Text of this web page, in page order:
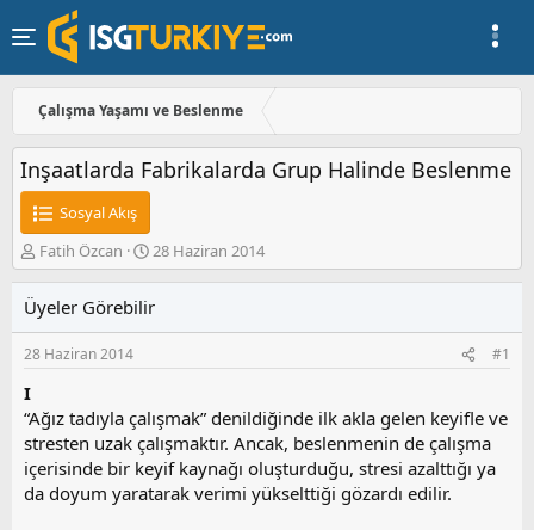
Çalışma Yaşamı ve Beslenme
Inşaatlarda Fabrikalarda Grup Halinde Beslenme
Sosyal Akış
K
o
u
y
u
ş
l
a
t
a
Fatih Özcan
B
a
l
a
ç
t
a
r
i
28 Haziran 2014
Üyeler Görebilir
28 Haziran 2014 #1
I
“Ağız tadıyla çalışmak” denildiğinde ilk akla gelen keyifle ve
stresten uzak çalışmaktır. Ancak, beslenmenin de çalışma
içerisinde bir keyif kaynağı oluşturduğu, stresi azalttığı ya
da doyum yaratarak verimi yükselttiği gözardı edilir.